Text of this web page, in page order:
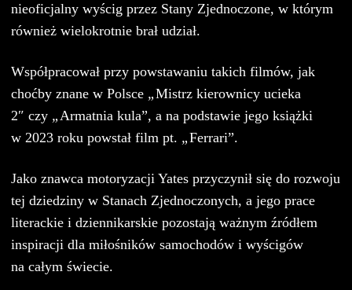
nieoficjalny wyścig przez Stany Zjednoczone, w którym
również wielokrotnie brał udział.
Współpracował przy powstawaniu takich filmów, jak
choćby znane w Polsce „Mistrz kierownicy ucieka
2″ czy „Armatnia kula”, a na podstawie jego książki
w 2023 roku powstał film pt. „Ferrari”.
Jako znawca motoryzacji Yates przyczynił się do rozwoju
tej dziedziny w Stanach Zjednoczonych, a jego prace
literackie i dziennikarskie pozostają ważnym źródłem
inspiracji dla miłośników samochodów i wyścigów
na całym świecie.